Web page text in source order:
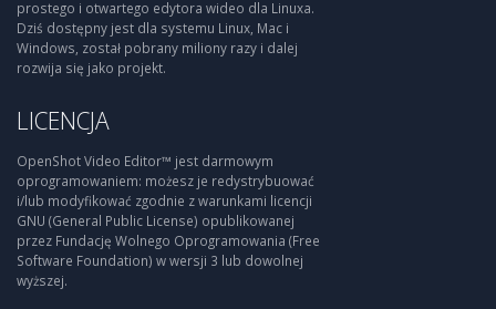
prostego i otwartego edytora wideo dla Linuxa.
Dziś dostępny jest dla systemu Linux, Mac i
Windows, został pobrany miliony razy i dalej
rozwija się jako projekt.
LICENCJA
OpenShot Video Editor™ jest darmowym
oprogramowaniem: możesz je redystrybuować
i/lub modyfikować zgodnie z warunkami licencji
GNU (General Public License) opublikowanej
przez Fundację Wolnego Oprogramowania (Free
Software Foundation) w wersji 3 lub dowolnej
wyższej.